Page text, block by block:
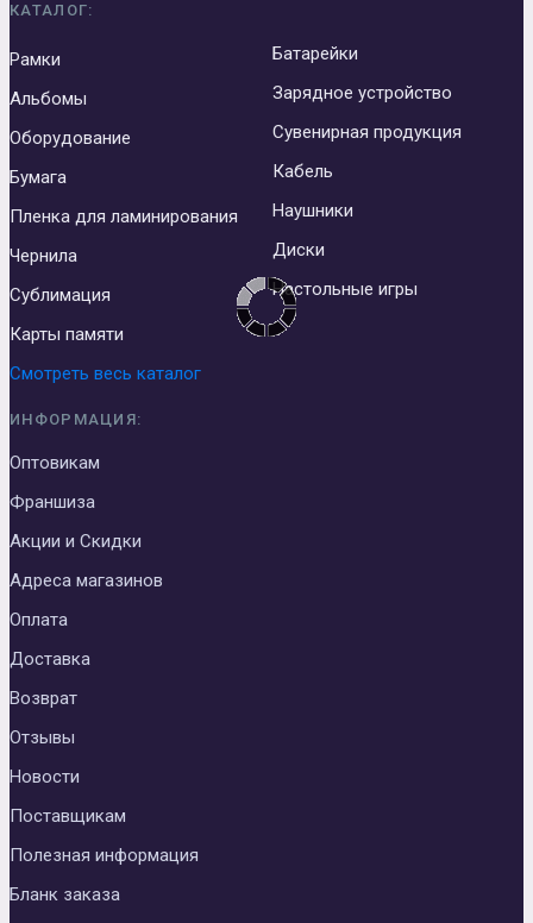
КАТАЛОГ:
Рамки
Альбомы
Оборудование
Бумага
Пленка для ламинирования
Чернила
Сублимация
Карты памяти
Батарейки
Зарядное устройство
Сувенирная продукция
Кабель
Наушники
Диски
Настольные игры
Смотреть весь каталог
ИНФОРМАЦИЯ:
Оптовикам
Франшиза
Акции и Скидки
Адреса магазинов
Оплата
Доставка
Возврат
Отзывы
Новости
Поставщикам
Полезная информация
Бланк заказа